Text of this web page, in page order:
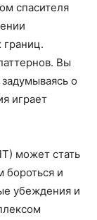
спасителя
границ.
Вы
о
играет
может стать
бороться и
убеждения и